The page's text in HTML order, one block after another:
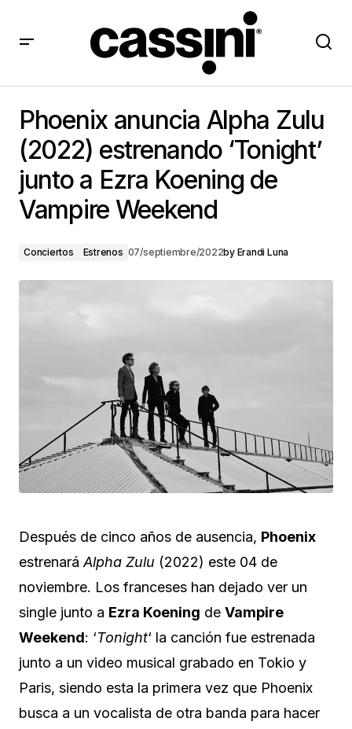
‘Tonight’ junto a Ezra Koening de Vampire Weekend
Phoenix anuncia Alpha Zulu
(2022) estrenando ‘Tonight’
junto a Ezra Koening de
Vampire Weekend
Conciertos Estrenos 07/septiembre/2022by Erandi Luna
Después de cinco años de ausencia, Phoenix
estrenará Alpha Zulu (2022) este 04 de
noviembre. Los franceses han dejado ver un
single junto a Ezra Koening de Vampire
Weekend: ‘Tonight‘ la canción fue estrenada
junto a un video musical grabado en Tokio y
Paris, siendo esta la primera vez que Phoenix
busca a un vocalista de otra banda para hacer